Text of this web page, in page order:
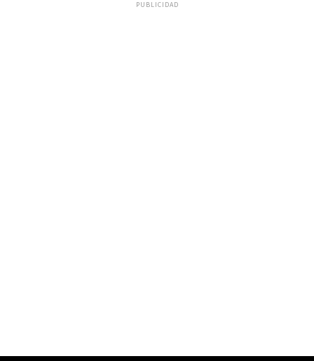
PUBLICIDAD